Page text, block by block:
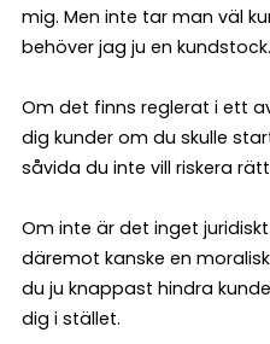
mig. Men inte tar man väl
behöver jag ju en kundstock.
Om det finns reglerat i ett
dig kunder om du skulle
såvida du inte vill riskera
Om inte är det inget
däremot kanske en
du ju knappast hindra
dig i stället.